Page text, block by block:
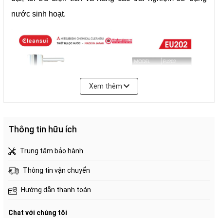
Tuổi thọ lõi lọc 12 tháng (20L/ngày)
QCVN01:2009/BYT, JIS S 3201,
nước sinh hoạt.
I. Cấu tạo và nguyên lý hoạt động của máy lọc nước
Mitsubishi Cleansui EU202
Xem thêm
Thông tin hữu ích
Trung tâm bảo hành
Thông tin vận chuyển
Hướng dẫn thanh toán
Chat với chúng tôi